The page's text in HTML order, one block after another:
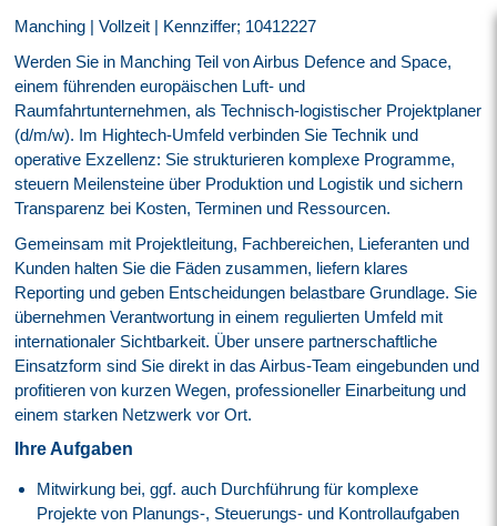
Manching | Vollzeit | Kennziffer; 10412227
Werden Sie in Manching Teil von Airbus Defence and Space,
einem führenden europäischen Luft- und
Raumfahrtunternehmen, als Technisch-logistischer Projektplaner
(d/m/w). Im Hightech-Umfeld verbinden Sie Technik und
operative Exzellenz: Sie strukturieren komplexe Programme,
steuern Meilensteine über Produktion und Logistik und sichern
Transparenz bei Kosten, Terminen und Ressourcen.
Gemeinsam mit Projektleitung, Fachbereichen, Lieferanten und
Kunden halten Sie die Fäden zusammen, liefern klares
Reporting und geben Entscheidungen belastbare Grundlage. Sie
übernehmen Verantwortung in einem regulierten Umfeld mit
internationaler Sichtbarkeit. Über unsere partnerschaftliche
Einsatzform sind Sie direkt in das Airbus-Team eingebunden und
profitieren von kurzen Wegen, professioneller Einarbeitung und
einem starken Netzwerk vor Ort.
Ihre Aufgaben
Mitwirkung bei, ggf. auch Durchführung für komplexe
Projekte von Planungs-, Steuerungs- und Kontrollaufgaben